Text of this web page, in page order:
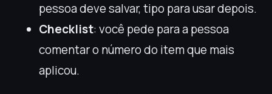
pessoa deve salvar, tipo para usar depois.
Checklist: você pede para a pessoa
comentar o número do item que mais
aplicou.